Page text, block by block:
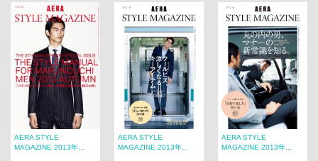
AERA STYLE
MAGAZINE 2013年...
AERA STYLE
MAGAZINE 2013年...
AERA STYLE
MAGAZINE 2013年...